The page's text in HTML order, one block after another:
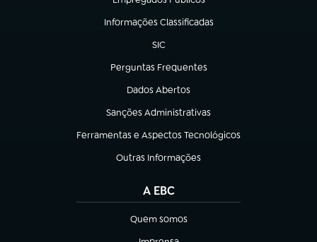
(abre em nova aba)
Informações Classificadas
(abre em nova aba)
SIC
(abre em nova aba)
Perguntas Frequentes
(abre em nova aba)
Dados Abertos
(abre em nova aba)
Sanções Administrativas
(abre em nova aba)
Ferramentas e Aspectos Tecnológicos
(abre em nova aba)
Outras Informações
(abre em nova aba)
A EBC
Quem somos
(abre em nova aba)